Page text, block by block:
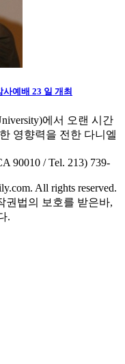
예배 23 일 개최
에서 오랜 시간
영향력을 전한 다니엘
90010 / Tel. 213) 739-
All rights reserved.
권법의 보호를 받은바,
.